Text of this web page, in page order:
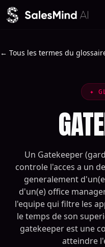
Aller au contenu
← Tous les termes du
✦
Un Gatekeeper
controle l'acces a un
generalement
d'un(e) office
l'equipe qui filtre les
le temps de son
gatekeeper est une
atteindre